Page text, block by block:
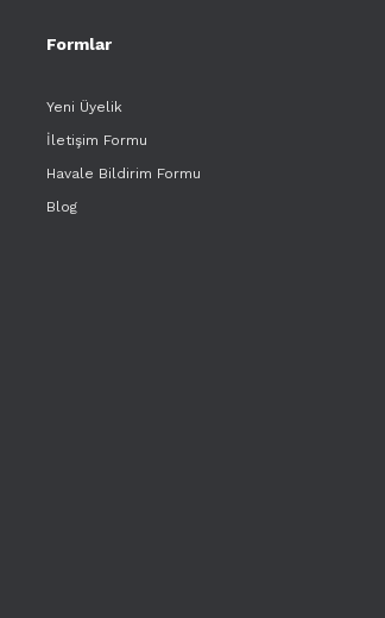
Formlar
Yeni Üyelik
İletişim Formu
Havale Bildirim Formu
Blog